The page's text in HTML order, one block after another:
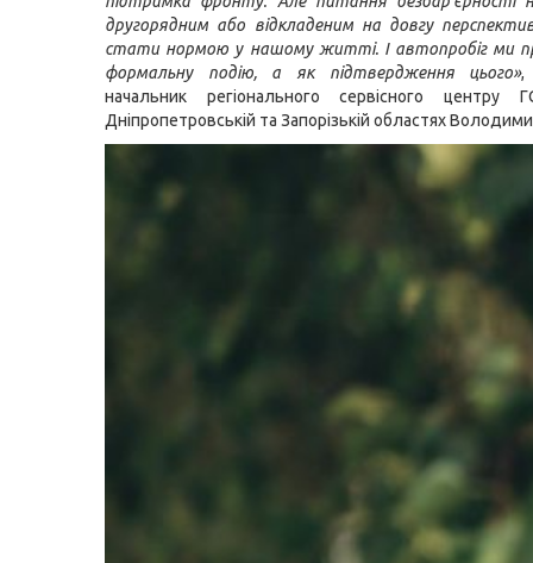
другорядним або відкладеним на довгу
стати нормою у нашому житті. І автопробіг ми
формальну подію, а як підтвердження цього»,
начальник регіонального сервісного
Дніпропетровській та Запорізькій областях